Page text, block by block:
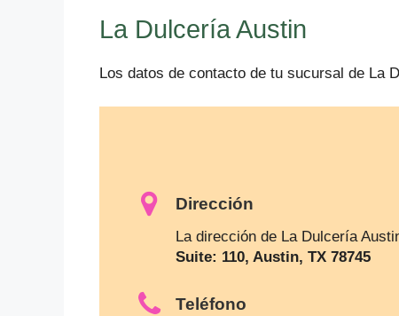
La Dulcería Austin
Los datos de contacto de tu sucursal de La
Dirección
La dirección de La Dulcería
Suite: 110, Austin, TX 78745
Teléfono